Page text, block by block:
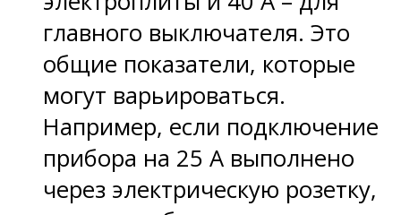
главного выключателя. Это
общие показатели, которые
могут варьироваться.
Например, если подключение
прибора на 25 А выполнено
через электрическую розетку,